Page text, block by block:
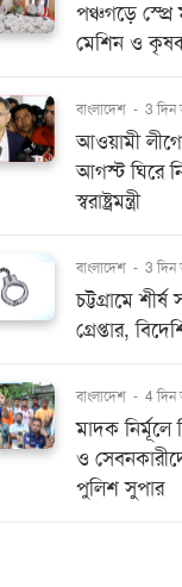
পঞ্চগড়ে স্প্রে
মেশিন ও
বাংলাদেশ - 3
আওয়ামী
আগস্ট ঘিরে
স্বরাষ্ট্রমন্ত্রী
বাংলাদেশ - 3
চট্টগ্রামে
গ্রেপ্তার,
বাংলাদেশ - 4
মাদক নির্মূলে
ও
পুলিশ সুপার